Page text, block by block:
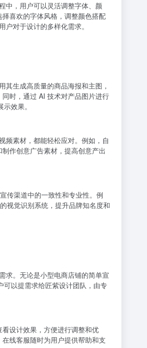
中，用户可以灵活调整字体、颜
喜欢的字体风格，调整颜色搭配
对于设计的多样化需求。
生成高质量的商品海报和主图，
时，通过 AI 技术对产品图片进行
效果。
频素材，都能轻松应对。例如，自
作创意广告素材，提高创意产出
传渠道中的一致性和专业性。例
视觉识别系统，提升品牌知名度和
求。无论是小型电商店铺的简单宣
以提需求给匠紫设计团队，由专
设计效果，方便进行调整和优
线客服随时为用户提供帮助和支